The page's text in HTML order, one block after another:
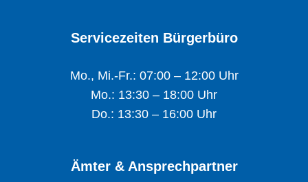
Servicezeiten Bürgerbüro
Mo., Mi.-Fr.: 07:00 – 12:00 Uhr
Mo.: 13:30 – 18:00 Uhr
Do.: 13:30 – 16:00 Uhr
Ämter & Ansprechpartner